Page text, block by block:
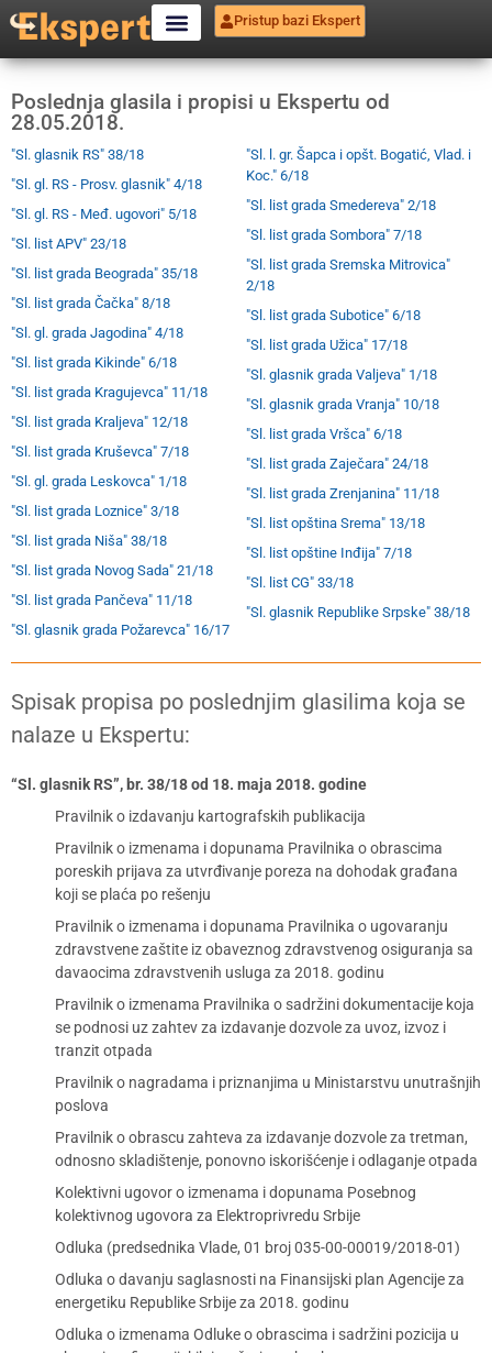
Pristup bazi Ekspert
Poslednja glasila i propisi u Ekspertu od
28.05.2018.
"Sl. glasnik RS" 38/18
"Sl. gl. RS - Prosv. glasnik" 4/18
"Sl. gl. RS - Međ. ugovori" 5/18
"Sl. list APV" 23/18
"Sl. list grada Beograda" 35/18
"Sl. list grada Čačka" 8/18
"Sl. gl. grada Jagodina" 4/18
"Sl. list grada Kikinde" 6/18
"Sl. list grada Kragujevca" 11/18
"Sl. list grada Kraljeva" 12/18
"Sl. list grada Kruševca" 7/18
"Sl. gl. grada Leskovca" 1/18
"Sl. list grada Loznice" 3/18
"Sl. list grada Niša" 38/18
"Sl. list grada Novog Sada" 21/18
"Sl. list grada Pančeva" 11/18
"Sl. glasnik grada Požarevca" 16/17
"Sl. l. gr. Šapca i opšt. Bogatić, Vlad. i
Koc." 6/18
"Sl. list grada Smedereva" 2/18
"Sl. list grada Sombora" 7/18
"Sl. list grada Sremska Mitrovica"
2/18
"Sl. list grada Subotice" 6/18
"Sl. list grada Užica" 17/18
"Sl. glasnik grada Valjeva" 1/18
"Sl. glasnik grada Vranja" 10/18
"Sl. list grada Vršca" 6/18
"Sl. list grada Zaječara" 24/18
"Sl. list grada Zrenjanina" 11/18
"Sl. list opština Srema" 13/18
"Sl. list opštine Inđija" 7/18
"Sl. list CG" 33/18
"Sl. glasnik Republike Srpske" 38/18
Spisak propisa po poslednjim glasilima koja se
nalaze u Ekspertu:
“Sl. glasnik RS”, br. 38/18 od 18. maja 2018. godine
Pravilnik o izdavanju kartografskih publikacija
Pravilnik o izmenama i dopunama Pravilnika o obrascima
poreskih prijava za utvrđivanje poreza na dohodak građana
koji se plaća po rešenju
Pravilnik o izmenama i dopunama Pravilnika o ugovaranju
zdravstvene zaštite iz obaveznog zdravstvenog osiguranja sa
davaocima zdravstvenih usluga za 2018. godinu
Pravilnik o izmenama Pravilnika o sadržini dokumentacije koja
se podnosi uz zahtev za izdavanje dozvole za uvoz, izvoz i
tranzit otpada
Pravilnik o nagradama i priznanjima u Ministarstvu unutrašnjih
poslova
Pravilnik o obrascu zahteva za izdavanje dozvole za tretman,
odnosno skladištenje, ponovno iskorišćenje i odlaganje otpada
Kolektivni ugovor o izmenama i dopunama Posebnog
kolektivnog ugovora za Elektroprivredu Srbije
Odluka (predsednika Vlade, 01 broj 035-00-00019/2018-01)
Odluka o davanju saglasnosti na Finansijski plan Agencije za
energetiku Republike Srbije za 2018. godinu
Odluka o izmenama Odluke o obrascima i sadržini pozicija u